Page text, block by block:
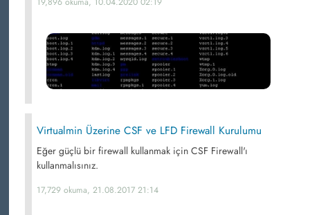
Virtualmin Üzerine CSF ve LFD Firewall Kurulumu
Eğer güçlü bir firewall kullanmak için CSF Firewall'ı
kullanmalısınız.
17,729 okuma, 21.08.2017 21:14